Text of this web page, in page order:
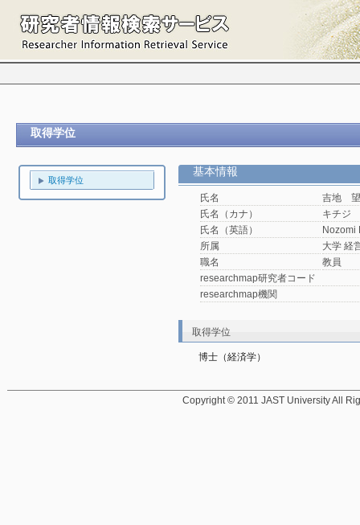
取得学位
取得学位
基本情報
氏名
吉地 望
氏名（カナ）
キチジ
氏名（英語）
Nozomi
所属
大学 経
職名
教員
researchmap研究者コード
researchmap機関
取得学位
博士（経済学）